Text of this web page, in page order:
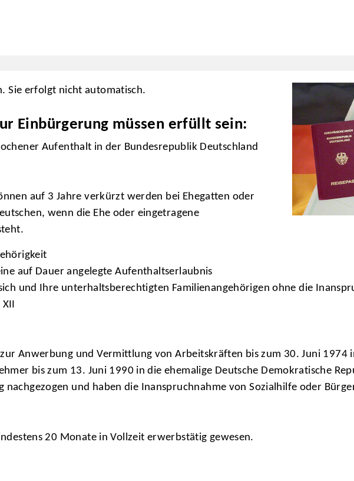
Sie erfolgt nicht automatisch.
Einbürgerung müssen erfüllt sein:
Aufenthalt in der Bundesrepublik Deutschland
auf 3 Jahre verkürzt werden bei Ehegatten oder
wenn die Ehe oder eingetragene
auf Dauer angelegte Aufenthaltserlaubnis
und Ihre unterhaltsberechtigten Familienangehörigen ohne die
Anwerbung und Vermittlung von Arbeitskräften bis zum 30. Juni 1974
bis zum 13. Juni 1990 in die ehemalige Deutsche Demokratische
nachgezogen und haben die Inanspruchnahme von Sozialhilfe oder
20 Monate in Vollzeit erwerbstätig gewesen.